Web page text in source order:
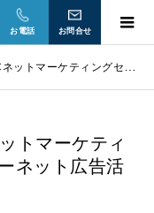
お電話 お問合せ
て「インターネット広告活用講座」を開催します。
トマーケティ
ネット広告活